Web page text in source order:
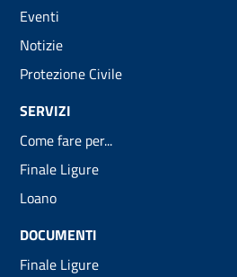
Eventi
Notizie
Protezione Civile
SERVIZI
Come fare per...
Finale Ligure
Loano
DOCUMENTI
Finale Ligure